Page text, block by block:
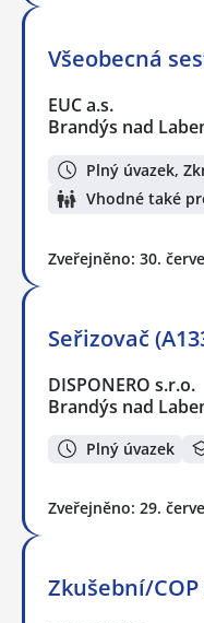
Všeobecná
EUC a.s.
Brandýs nad
Plný úvazek,
Vhodné také
Zveřejněno: 30.
Seřizovač
DISPONERO s.r.o.
Brandýs nad
Plný úvazek
Zveřejněno: 29.
Zkušební/